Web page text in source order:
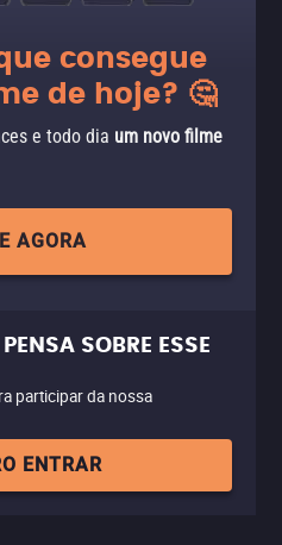
consegue
de hoje? 🤔
e todo dia um novo filme
AGORA
SOBRE ESSE
participar da nossa
ENTRAR